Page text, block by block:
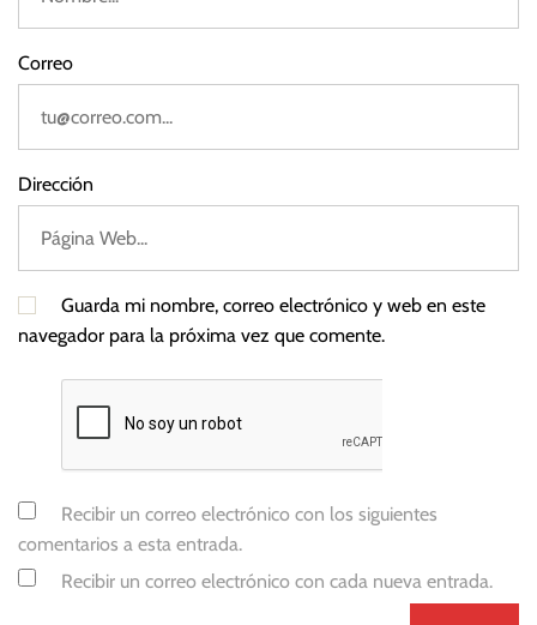
Correo
Dirección
Guarda mi nombre, correo electrónico y web en este
navegador para la próxima vez que comente.
Recibir un correo electrónico con los siguientes
comentarios a esta entrada.
Recibir un correo electrónico con cada nueva entrada.